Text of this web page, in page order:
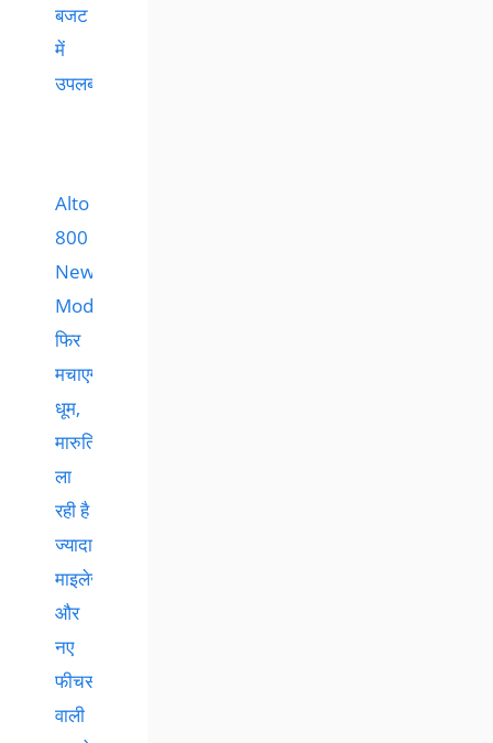
बजट
में
उपलब्ध
Alto
800
New
Model:
फिर
मचाएगी
धूम,
मारुति
ला
रही है
ज्यादा
माइलेज
और
नए
फीचर्स
वाली